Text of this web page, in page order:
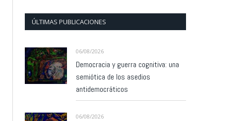
ÚLTIMAS PUBLICACIONES
06/08/2026
Democracia y guerra cognitiva: una
semiótica de los asedios
antidemocráticos
06/08/2026